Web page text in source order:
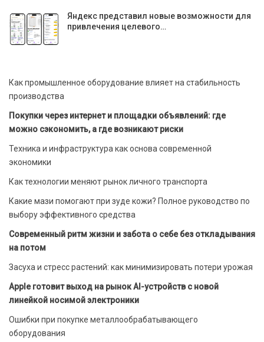
Яндекс представил новые возможности для
привлечения целевого…
Как промышленное оборудование влияет на стабильность
производства
Покупки через интернет и площадки объявлений: где
можно сэкономить, а где возникают риски
Техника и инфраструктура как основа современной
экономики
Как технологии меняют рынок личного транспорта
Какие мази помогают при зуде кожи? Полное руководство по
выбору эффективного средства
Современный ритм жизни и забота о себе без откладывания
на потом
Засуха и стресс растений: как минимизировать потери урожая
Apple готовит выход на рынок AI-устройств с новой
линейкой носимой электроники
Ошибки при покупке металлообрабатывающего
оборудования